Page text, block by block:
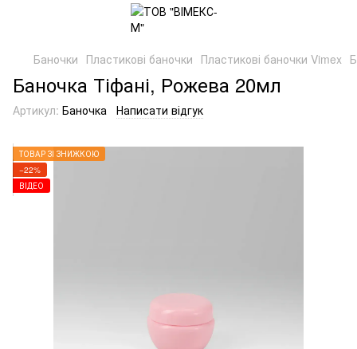
Баночки Пластикові баночки Пластикові баночки Vimex
Баночка Тіфані, Рожева 20мл
Артикул: Баночка Написати відгук
ТОВАР ЗІ ЗНИЖКОЮ
−22%
ВІДЕО